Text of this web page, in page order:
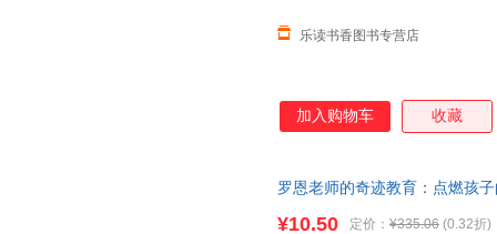
乐读书香图书专营店
加入购物车 收藏
罗恩老师的奇迹教育：点燃孩
¥10.50 定价： ¥335.06 (0.32折)